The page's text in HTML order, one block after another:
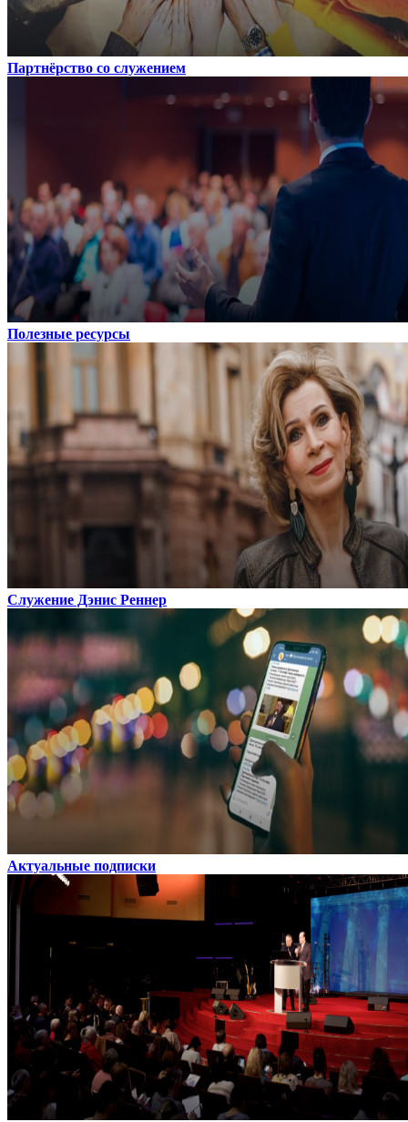
Партнёрство со служением
Полезные ресурсы
Служение Дэнис Реннер
Актуальные подписки